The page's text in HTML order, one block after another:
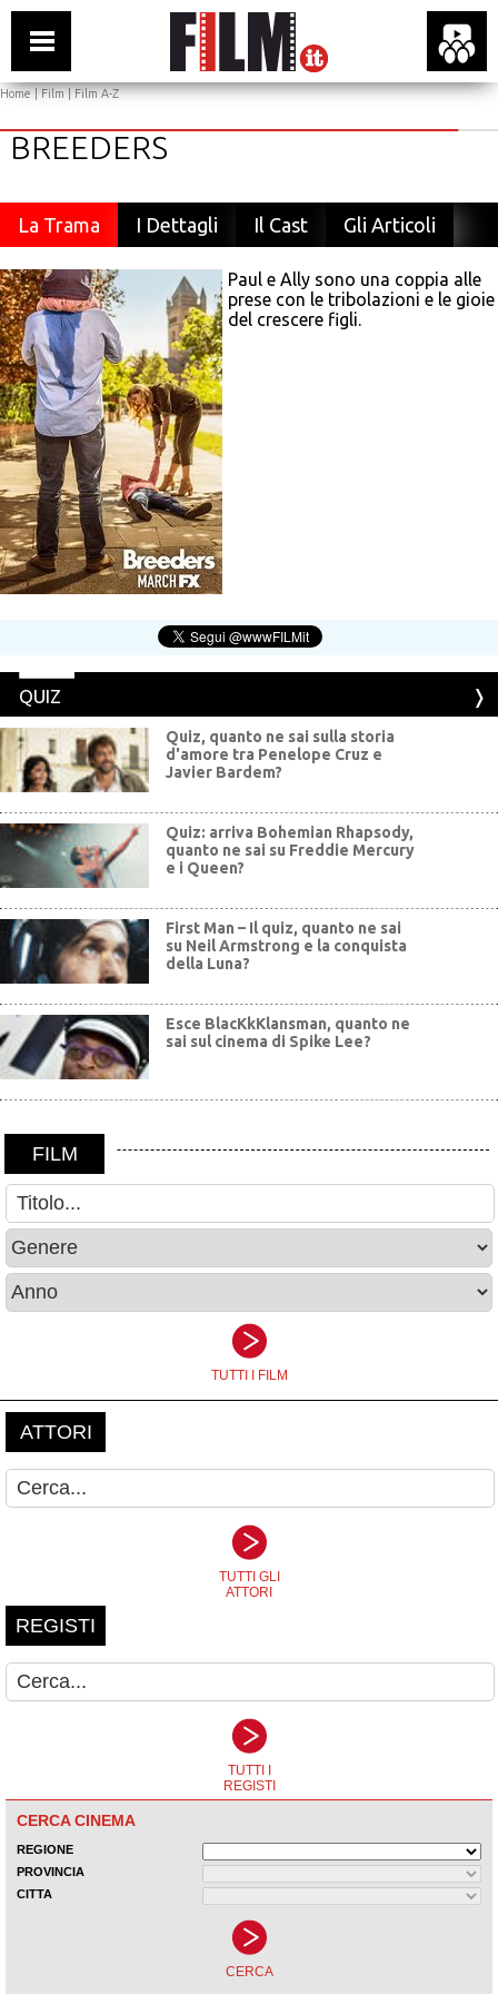
Home|Film|Film A-Z
BREEDERS
La Trama I Dettagli Il Cast Gli Articoli
Paul e Ally sono una coppia alle
prese con le tribolazioni e le gioie
del crescere figli.
QUIZ
Quiz, quanto ne sai sulla storia
d'amore tra Penelope Cruz e
Javier Bardem?
Quiz: arriva Bohemian Rhapsody,
quanto ne sai su Freddie Mercury
e i Queen?
First Man – Il quiz, quanto ne sai
su Neil Armstrong e la conquista
della Luna?
Esce BlacKkKlansman, quanto ne
sai sul cinema di Spike Lee?